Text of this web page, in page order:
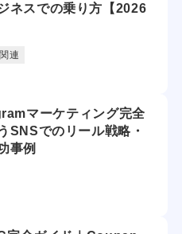
ネスでの乗り方【2026
連
マーケティング完全
SNSでのリール戦略・
事例